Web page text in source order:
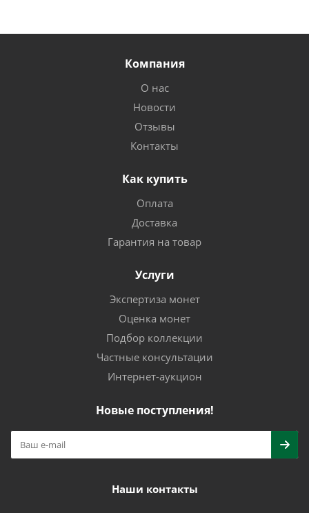
Компания
О нас
Новости
Отзывы
Контакты
Как купить
Оплата
Доставка
Гарантия на товар
Услуги
Экспертиза монет
Оценка монет
Подбор коллекции
Частные консультации
Интернет-аукцион
Новые поступления!
Наши контакты